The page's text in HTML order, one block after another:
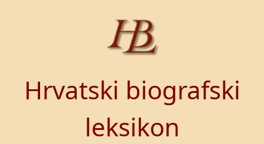
Hrvatski biografski
leksikon